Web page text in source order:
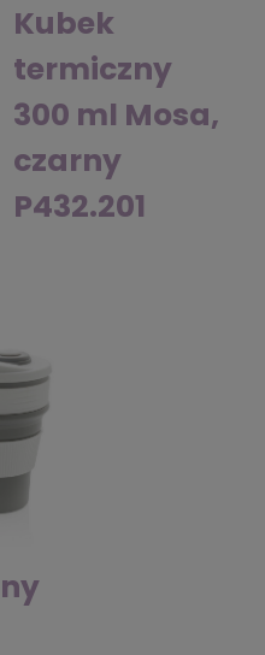
Kubek
termiczny
300 ml Mosa,
czarny
P432.201